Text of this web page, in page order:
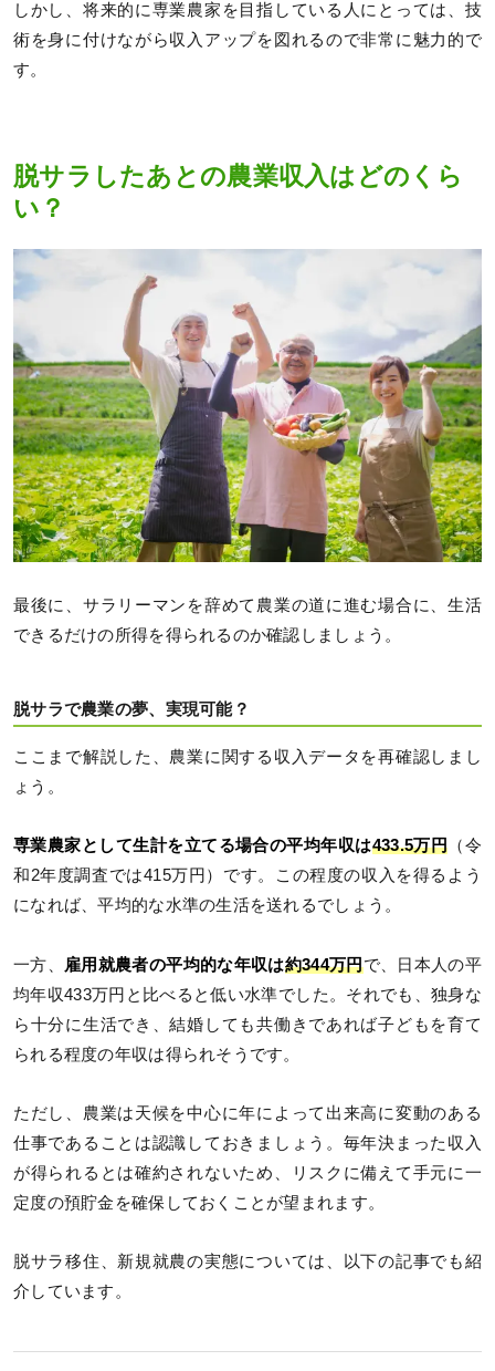
しかし、将来的に専業農家を目指している人にとっては、技
術を身に付けながら収入アップを図れるので非常に魅力的で
す。
脱サラしたあとの農業収入はどのくら
い？
最後に、サラリーマンを辞めて農業の道に進む場合に、生活
できるだけの所得を得られるのか確認しましょう。
脱サラで農業の夢、実現可能？
ここまで解説した、農業に関する収入データを再確認しまし
ょう。
専業農家として生計を立てる場合の平均年収は433.5万円 （令
和2年度調査では415万円）です。この程度の収入を得るよう
になれば、平均的な水準の生活を送れるでしょう。
一方、 雇用就農者の平均的な年収は約344万円で、日本人の平
均年収433万円と比べると低い水準でした。それでも、独身な
ら十分に生活でき、結婚しても共働きであれば子どもを育て
られる程度の年収は得られそうです。
ただし、農業は天候を中心に年によって出来高に変動のある
仕事であることは認識しておきましょう。毎年決まった収入
が得られるとは確約されないため、リスクに備えて手元に一
定度の預貯金を確保しておくことが望まれます。
脱サラ移住、新規就農の実態については、以下の記事でも紹
介しています。